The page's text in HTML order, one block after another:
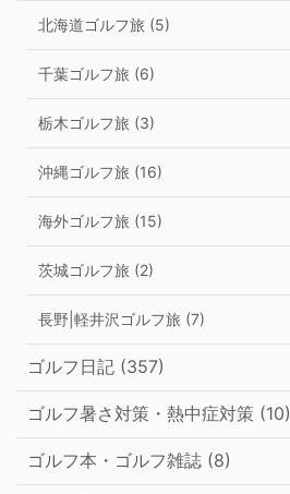
北海道ゴルフ旅 (5)
千葉ゴルフ旅 (6)
栃木ゴルフ旅 (3)
沖縄ゴルフ旅 (16)
海外ゴルフ旅 (15)
茨城ゴルフ旅 (2)
長野|軽井沢ゴルフ旅 (7)
ゴルフ日記 (357)
ゴルフ暑さ対策・熱中症対策 (10)
ゴルフ本・ゴルフ雑誌 (8)